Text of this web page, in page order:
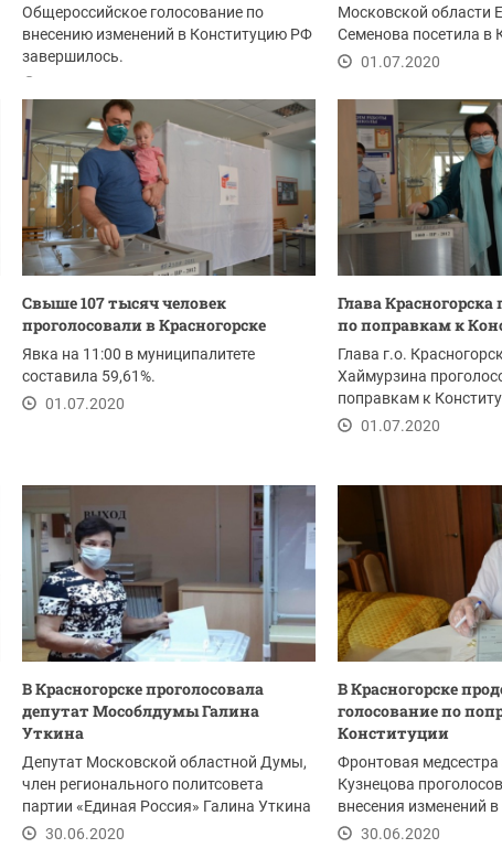
Общероссийское голосование по
внесению изменений в Конституцию РФ
завершилось.
Московской области
Семенова посетила в
избирательные...
01.07.2020
Cвыше 107 тысяч человек
проголосовали в Красногорске
Явка на 11:00 в муниципалитете
составила 59,61%.
01.07.2020
Глава Красногорска
по поправкам к
Глава г.о.
Хаймурзина
поправкам к
Федерации в средней...
01.07.2020
В Красногорске проголосовала
депутат Мособлдумы Галина
Уткина
Депутат Московской областной Думы,
член регионального политсовета
партии «Единая Россия» Галина Уткина
сделала свой...
30.06.2020
В Красногорске
голосование по
Конституции
Фронтовая
Кузнецова
внесения изменений
30.06.2020